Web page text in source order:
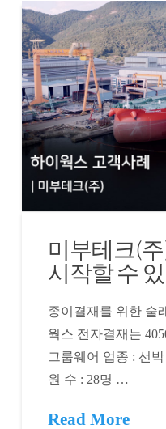
미부테크(
시작할 수
종이결재를 위한 술
웍스 전자결재는
그룹웨어 업종 : 선
원 수 : 28명 …
Read More